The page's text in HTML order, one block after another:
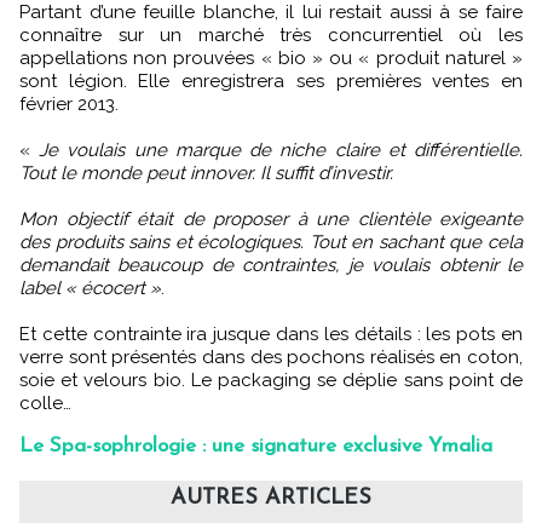
Partant d’une feuille blanche, il lui restait aussi à se faire
connaître sur un marché très concurrentiel où les
appellations non prouvées « bio » ou « produit naturel »
sont légion. Elle enregistrera ses premières ventes en
février 2013.
«Je voulais une marque de niche claire et différentielle.
Tout le monde peut innover. Il suffit d’investir.
Mon objectif était de proposer à une clientèle exigeante
des produits sains et écologiques. Tout en sachant que cela
demandait beaucoup de contraintes, je voulais obtenir le
label « écocert ».
Et cette contrainte ira jusque dans les détails : les pots en
verre sont présentés dans des pochons réalisés en coton,
soie et velours bio. Le packaging se déplie sans point de
colle…
Le Spa-sophrologie : une signature exclusive Ymalia
AUTRES ARTICLES